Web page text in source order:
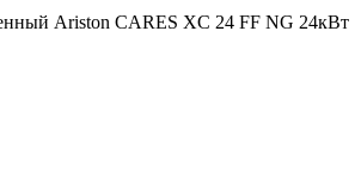
Ariston CARES XC 24 FF NG 24кВт